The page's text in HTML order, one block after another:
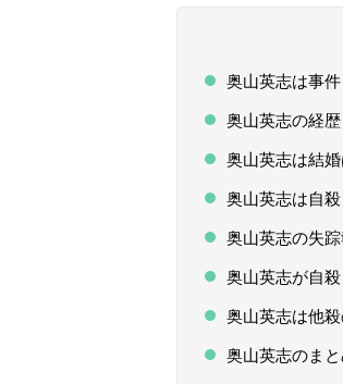
奥山英志は事
奥山英志の経歴
奥山英志は結
奥山英志は自
奥山英志の失
奥山英志が自
奥山英志は他
奥山英志のま